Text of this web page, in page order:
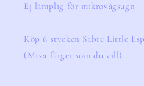
Ej lämplig för mikrovågsugn
Köp 6 stycken Sabre Little
(Mixa färger som du vill)